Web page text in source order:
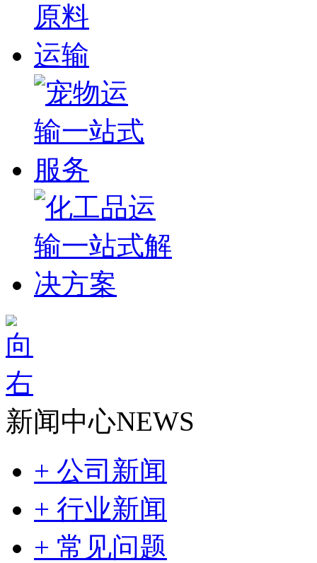
新闻中心NEWS
+ 公司新闻
+ 行业新闻
+ 常见问题